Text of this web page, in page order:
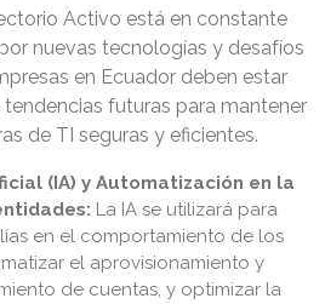
Activo está en constante
nuevas tecnologías y desafíos
en Ecuador deben estar
futuras para mantener
de TI seguras y eficientes.
(IA) y Automatización en la
La IA se utilizará para
en el comportamiento de los
el aprovisionamiento y
de cuentas, y optimizar la